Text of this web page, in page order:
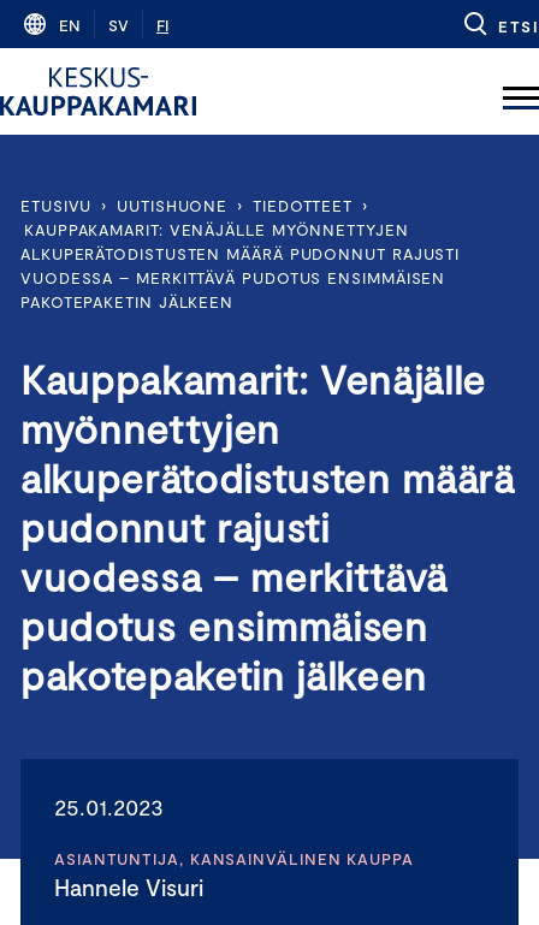
Skip
content
EN SV FI ETSI
ETUSIVU › UUTISHUONE › TIEDOTTEET
›
KAUPPAKAMARIT: VENÄJÄLLE MYÖNNETTYJEN
ALKUPERÄTODISTUSTEN MÄÄRÄ PUDONNUT RAJUSTI
VUODESSA – MERKITTÄVÄ PUDOTUS ENSIMMÄISEN
PAKOTEPAKETIN JÄLKEEN
Kauppakamarit: Venäjälle
myönnettyjen
alkuperätodistusten määrä
pudonnut rajusti
vuodessa – merkittävä
pudotus ensimmäisen
pakotepaketin jälkeen
25.01.2023
ASIANTUNTIJA, KANSAINVÄLINEN KAUPPA
Hannele Visuri